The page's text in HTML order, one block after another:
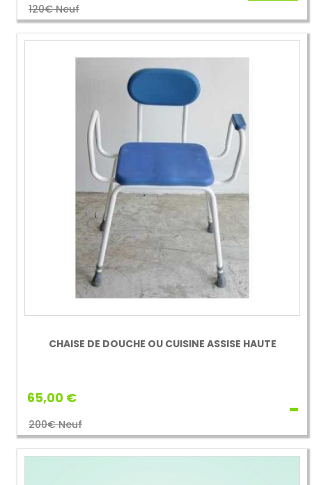
120€ Neuf
CHAISE DE DOUCHE OU CUISINE ASSISE HAUTE
65,00 €
200€ Neuf